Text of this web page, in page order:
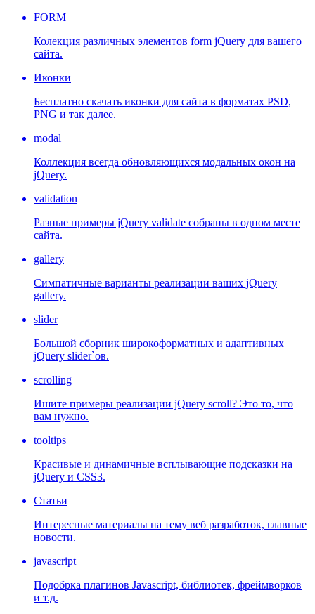
FORM
Колекция различных элементов form jQuery для вашего
сайта.
Иконки
Бесплатно скачать иконки для сайта в форматах PSD,
PNG и так далее.
modal
Коллекция всегда обновляющихся модальных окон на
jQuery.
validation
Разные примеры jQuery validate собраны в одном месте
сайта.
gallery
Симпатичные варианты реализации ваших jQuery
gallery.
slider
Большой сборник широкоформатных и адаптивных
jQuery slider`ов.
scrolling
Ишите примеры реализации jQuery scroll? Это то, что
вам нужно.
tooltips
Красивые и динамичные всплывающие подсказки на
jQuery и CSS3.
Статьи
Интересные материалы на тему веб разработок, главные
новости.
javascript
Подобрка плагинов Javascript, библиотек, фреймворков
и т.д.